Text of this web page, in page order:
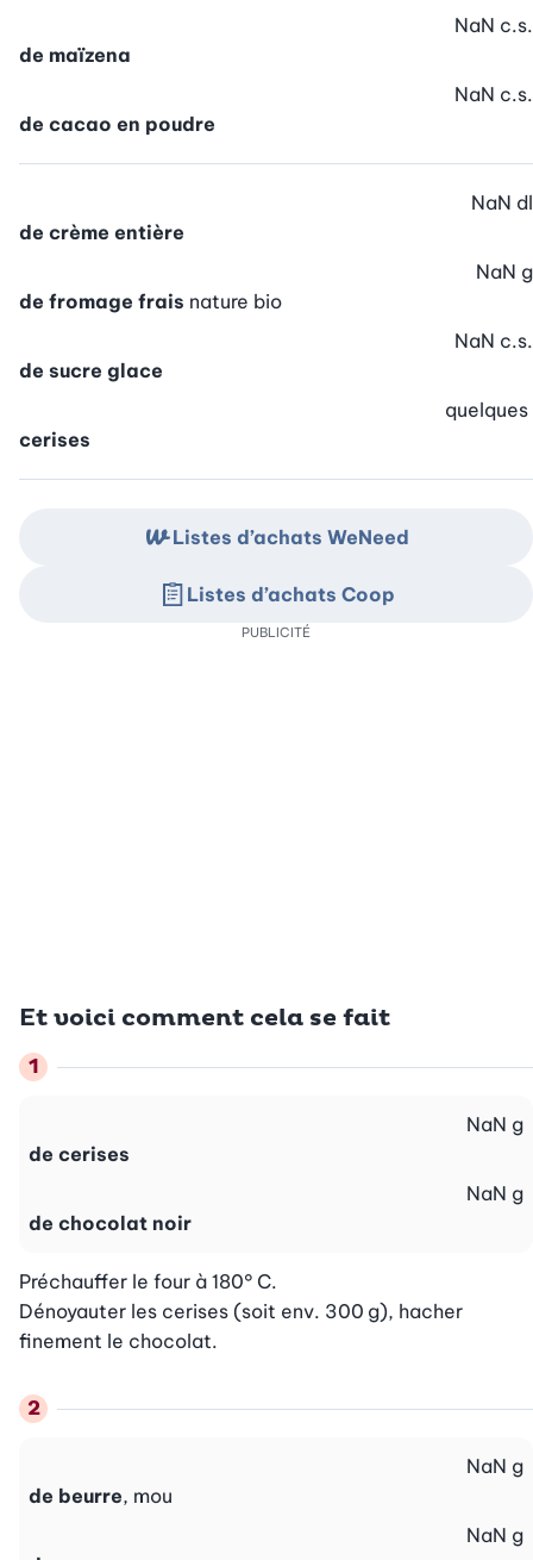
de maïzena
NaN c.s.
de cacao en poudre
NaN c.s.
de crème entière
NaN dl
de fromage frais nature bio
NaN g
de sucre glace
NaN c.s.
cerises
quelques
Et voici comment cela se fait
de cerises
NaN g
de chocolat noir
NaN g
Préchauffer le four à 180° C.
Dénoyauter les cerises (soit env. 300 g), hacher
finement le chocolat.
de beurre, mou
NaN g
NaN g
Listes d’achats WeNeed
Listes d’achats Coop
PUBLICITÉ